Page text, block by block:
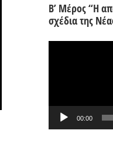
Β’ Μέρος “Η
σχέδια της
00:00